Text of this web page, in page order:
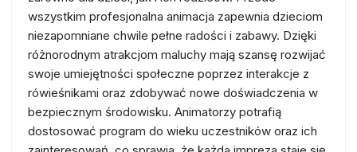
wszystkim profesjonalna animacja zapewnia dzieciom
niezapomniane chwile pełne radości i zabawy. Dzięki
różnorodnym atrakcjom maluchy mają szansę rozwijać
swoje umiejętności społeczne poprzez interakcje z
rówieśnikami oraz zdobywać nowe doświadczenia w
bezpiecznym środowisku. Animatorzy potrafią
dostosować program do wieku uczestników oraz ich